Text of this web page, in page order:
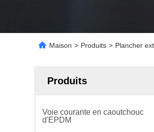
Maison > Produits > Plancher
Produits
Voie courante en caoutchouc
d'EPDM